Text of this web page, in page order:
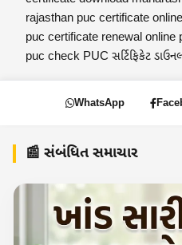
rajasthan puc certificate online
puc certificate renewal online
puc check PUC સર્ટિફિકેટ
WhatsApp
📰 સંબંધિત સમાચાર